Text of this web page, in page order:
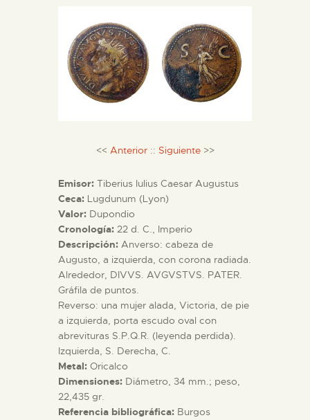
ESPAÑOL
PREPARAR LA VISITA
█
EL MUSEO
COLECCIONES
DIDÁCTICA
ESPAÑOL
<< Anterior :: Siguiente>>
Emisor: Tiberius Iulius Caesar Augustus
Ceca: Lugdunum (Lyon)
Valor: Dupondio
Cronología: 22 d. C., Imperio
Descripción: Anverso: cabeza de
Augusto, a izquierda, con corona radiada.
Alrededor, DIVVS. AVGVSTVS. PATER.
Gráfila de puntos.
Reverso: una mujer alada, Victoria, de pie
a izquierda, porta escudo oval con
abrevituras S.P.Q.R. (leyenda perdida).
Izquierda, S. Derecha, C.
Metal: Oricalco
Dimensiones: Diámetro, 34 mm.; peso,
22,435 gr.
Referencia bibliográfica: Burgos